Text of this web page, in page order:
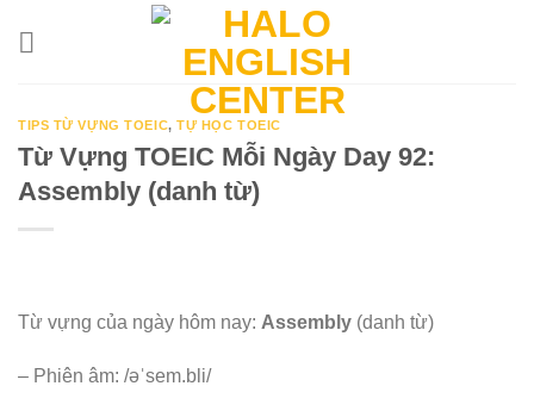
TIPS TỪ VỰNG TOEIC,TỰ HỌC TOEIC
Từ Vựng TOEIC Mỗi Ngày Day 92:
Assembly (danh từ)
Từ vựng của ngày hôm nay: Assembly (danh từ)
– Phiên âm: /əˈsem.bli/